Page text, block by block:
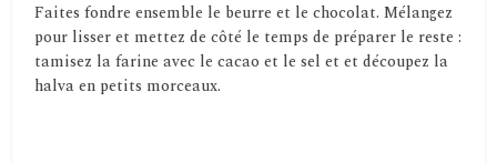
Faites fondre ensemble le beurre et le chocolat. Mélangez
pour lisser et mettez de côté le temps de préparer le reste :
tamisez la farine avec le cacao et le sel et et découpez la
halva en petits morceaux.